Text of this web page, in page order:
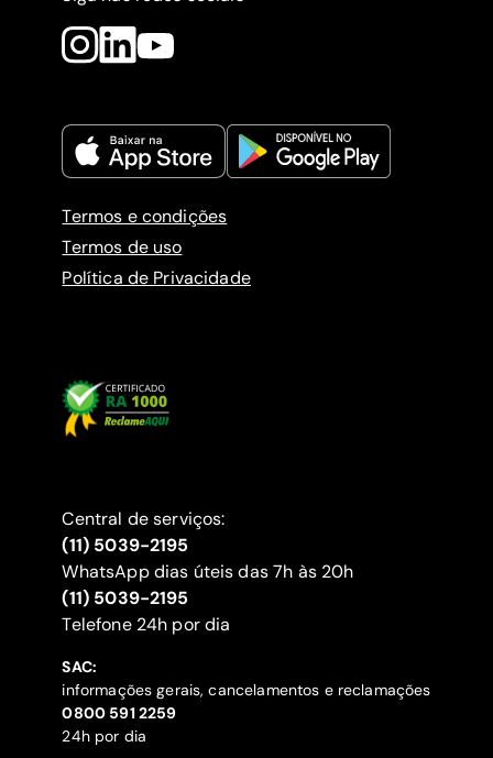
Termos e condições
Termos de uso
Política de Privacidade
Central de serviços:
(11) 5039-2195
WhatsApp dias úteis das 7h às 20h
(11) 5039-2195
‍Telefone 24h por dia
SAC:
informações gerais, cancelamentos e reclamações
‍0800 591 2259
24h por dia